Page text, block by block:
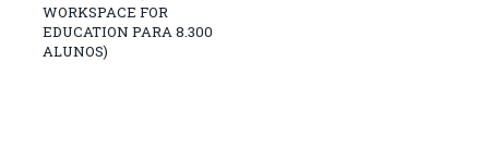
WORKSPACE FOR
EDUCATION PARA 8.300
ALUNOS)